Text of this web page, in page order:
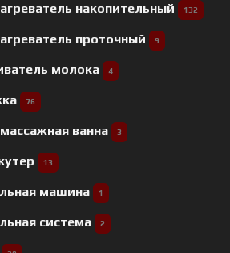
накопительный 132
проточный 9
молока 4
76
ванна 3
13
машина 1
система 2